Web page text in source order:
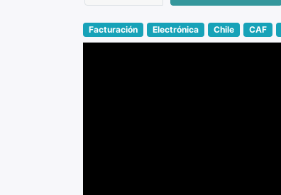
Facturación Electrónica Chile CAF